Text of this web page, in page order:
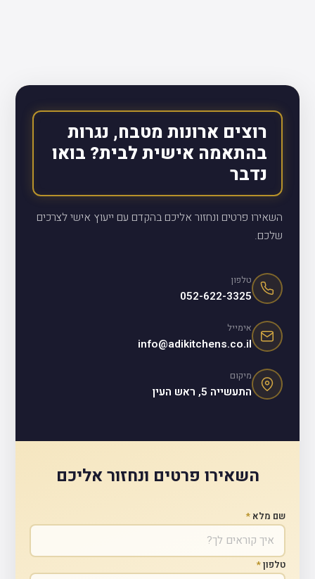
רוצים ארונות מטבח, נגרות
בהתאמה אישית לבית? בואו
נדבר
השאירו פרטים ונחזור אליכם בהקדם עם ייעוץ אישי לצרכים
שלכם.
טלפון
052-622-3325
אימייל
info@adikitchens.co.il
מיקום
התעשייה 5, ראש העין
השאירו פרטים ונחזור אליכם
שם מלא*
טלפון*